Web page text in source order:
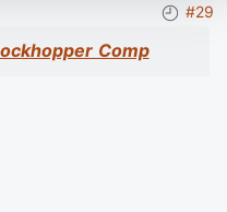
#29
Comp